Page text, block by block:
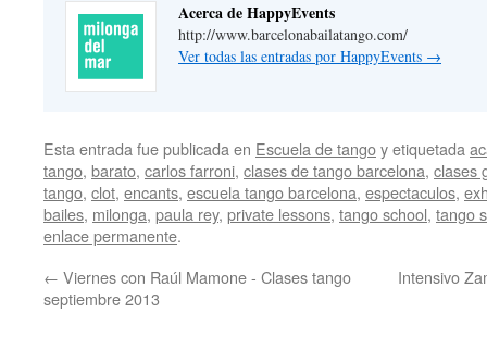
Acerca de HappyEvents
http://www.barcelonabailatango.com/
Ver todas las entradas por HappyEvents →
Esta entrada fue publicada en Escuela de tangoy etiquetada
tango, barato, carlos farroni, clases de tango barcelona, clases
tango, clot, encants, escuela tango barcelona, espectaculos,
bailes, milonga, paula rey, private lessons, tango school, tango
enlace permanente.
← Viernes con Raúl Mamone - Clases tango
septiembre 2013
Intensivo